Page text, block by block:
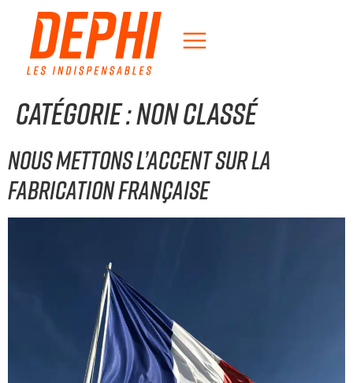
Catégorie :Non classé
Nous mettons l’accent sur la
fabrication française